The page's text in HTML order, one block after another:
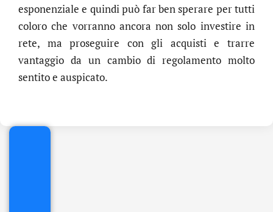
esponenziale e quindi può far ben sperare per tutti
coloro che vorranno ancora non solo investire in
rete, ma proseguire con gli acquisti e trarre
vantaggio da un cambio di regolamento molto
sentito e auspicato.
.online